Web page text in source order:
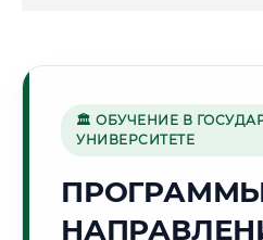
специальности"
Стоимость по программам
Стоимость по программам
🏛 ОБУЧЕНИЕ В
УНИВЕРСИТЕТЕ